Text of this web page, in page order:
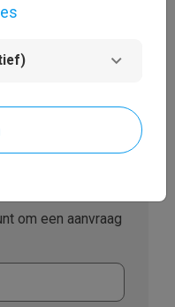
om een aanvraag